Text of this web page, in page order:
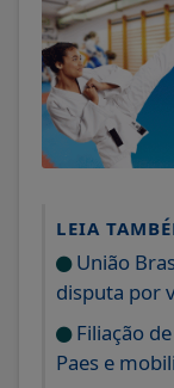
LEIA
União
disputa por
Filiação
Paes e